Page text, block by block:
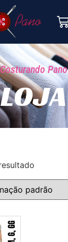
Costurando Pano
LOJA